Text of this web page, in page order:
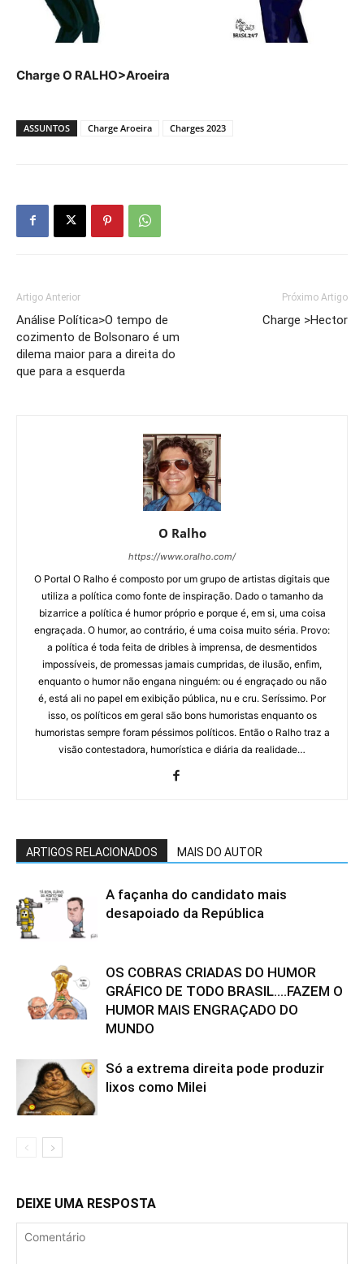
Charge O RALHO>Aroeira
ASSUNTOS Charge Aroeira Charges 2023
Artigo Anterior
Análise Política>O tempo de
cozimento de Bolsonaro é um
dilema maior para a direita do
que para a esquerda
Próximo Artigo
Charge >Hector
O Ralho
https://www.oralho.com/
O Portal O Ralho é composto por um grupo de artistas digitais que
utiliza a política como fonte de inspiração. Dado o tamanho da
bizarrice a política é humor próprio e porque é, em si, uma coisa
engraçada. O humor, ao contrário, é uma coisa muito séria. Provo:
a política é toda feita de dribles à imprensa, de desmentidos
impossíveis, de promessas jamais cumpridas, de ilusão, enfim,
enquanto o humor não engana ninguém: ou é engraçado ou não
é, está ali no papel em exibição pública, nu e cru. Seríssimo. Por
isso, os políticos em geral são bons humoristas enquanto os
humoristas sempre foram péssimos políticos. Então o Ralho traz a
visão contestadora, humorística e diária da realidade…
ARTIGOS RELACIONADOS MAIS DO AUTOR
A façanha do candidato mais
desapoiado da República
OS COBRAS CRIADAS DO HUMOR
GRÁFICO DE TODO BRASIL….FAZEM O
HUMOR MAIS ENGRAÇADO DO
MUNDO
Só a extrema direita pode produzir
lixos como Milei
DEIXE UMA RESPOSTA